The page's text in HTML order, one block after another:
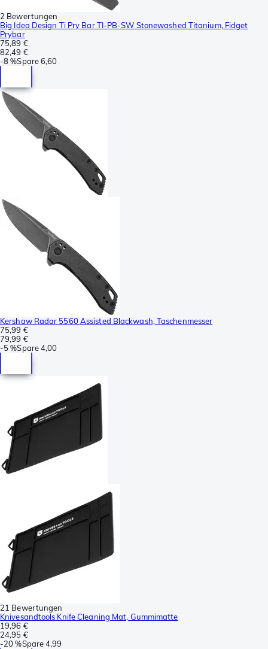
2 Bewertungen
Big Idea Design Ti Pry Bar TI-PB-SW Stonewashed Titanium, Fidget
Prybar
75,89 €
82,49 €
-8 %Spare6,60
Kershaw Radar 5560 Assisted Blackwash, Taschenmesser
75,99 €
79,99 €
-5 %Spare4,00
21 Bewertungen
Knivesandtools Knife Cleaning Mat, Gummimatte
19,96 €
24,95 €
-20 %Spare4,99